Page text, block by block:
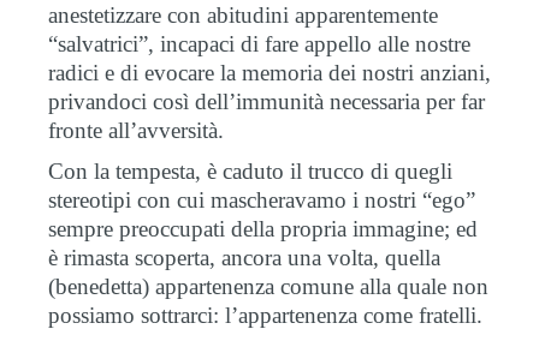
anestetizzare con abitudini apparentemente
“salvatrici”, incapaci di fare appello alle nostre
radici e di evocare la memoria dei nostri anziani,
privandoci così dell’immunità necessaria per far
fronte all’avversità.
Con la tempesta, è caduto il trucco di quegli
stereotipi con cui mascheravamo i nostri “ego”
sempre preoccupati della propria immagine; ed
è rimasta scoperta, ancora una volta, quella
(benedetta) appartenenza comune alla quale non
possiamo sottrarci: l’appartenenza come fratelli.